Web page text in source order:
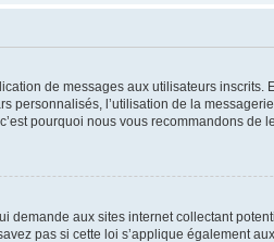
de messages aux utilisateurs
personnalisés, l’utilisation de la
pourquoi nous vous recommandons de
demande aux sites internet collectant
pas si cette loi s’applique également